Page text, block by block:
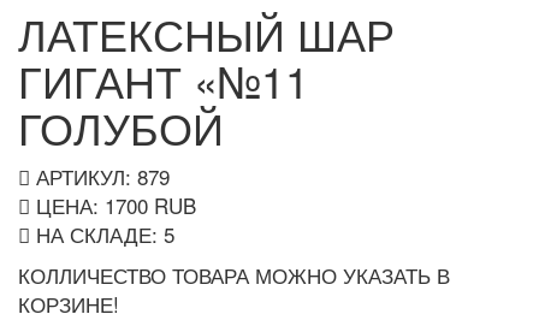
ЛАТЕКСНЫЙ ШАР
ГИГАНТ «№11
ГОЛУБОЙ
АРТИКУЛ: 879
ЦЕНА: 1700 RUB
НА СКЛАДЕ: 5
КОЛЛИЧЕСТВО ТОВАРА МОЖНО УКАЗАТЬ В
КОРЗИНЕ!